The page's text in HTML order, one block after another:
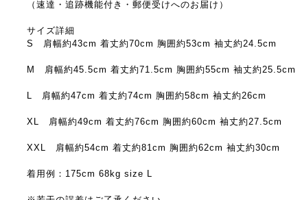
（速達・追跡機能付き・郵便受けへのお届け）
サイズ詳細
S 肩幅約43cm 着丈約70cm 胸囲約53cm 袖丈約24.5cm
M 肩幅約45.5cm 着丈約71.5cm 胸囲約55cm 袖丈約25.5cm
L 肩幅約47cm 着丈約74cm 胸囲約58cm 袖丈約26cm
XL 肩幅約49cm 着丈約76cm 胸囲約60cm 袖丈約27.5cm
XXL 肩幅約54cm 着丈約81cm 胸囲約62cm 袖丈約30cm
着用例：175cm 68kg size L